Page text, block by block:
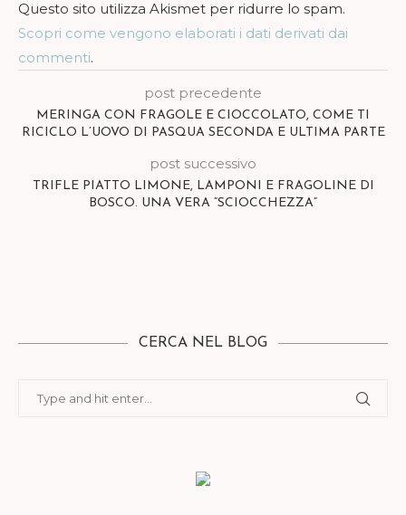
Questo sito utilizza Akismet per ridurre lo spam.
Scopri come vengono elaborati i dati derivati dai
commenti.
post precedente
MERINGA CON FRAGOLE E CIOCCOLATO, COME TI
RICICLO L’UOVO DI PASQUA SECONDA E ULTIMA PARTE
post successivo
TRIFLE PIATTO LIMONE, LAMPONI E FRAGOLINE DI
BOSCO. UNA VERA “SCIOCCHEZZA”
CERCA NEL BLOG